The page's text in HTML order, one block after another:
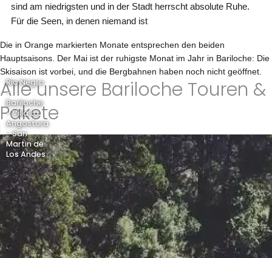
sind am niedrigsten und in der Stadt herrscht absolute Ruhe.
Für die Seen, in denen niemand ist
Die in Orange markierten Monate entsprechen den beiden
Hauptsaisons. Der Mai ist der ruhigste Monat im Jahr in Bariloche: Die
Skisaison ist vorbei, und die Bergbahnen haben noch nicht geöffnet.
Alle unsere Bariloche Touren &
Pakete
Rio Negro
-
Bariloche
- Villa La
Angostura
- San
Martin de
Los Andes